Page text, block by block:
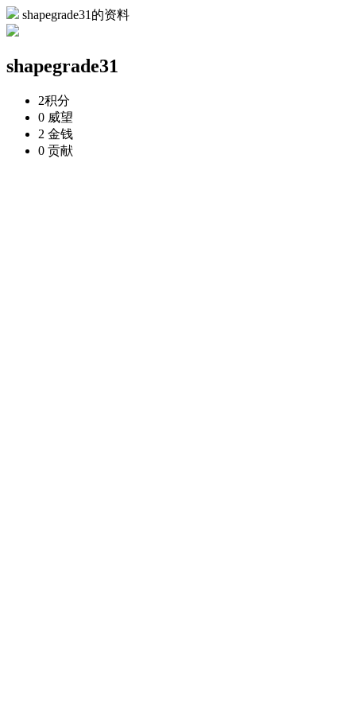
shapegrade31的资料
shapegrade31
2积分
0 威望
2 金钱
0 贡献